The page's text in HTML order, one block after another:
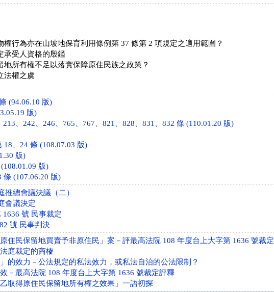
行為亦在山坡地保育利用條例第 37 條第 2 項規定之適用範圍？
承受人資格的殷鑑
所有權不足以落實保障原住民族之政策？
法權之虞
(94.06.10 版)
版)
、242、246、765、767、821、828、831、832 條 (110.01.20 版)
18、24 條 (108.07.03 版)
版)
版)
條 (107.06.20 版)
推總會議決議（二）
會議決定
號 民事裁定
號 民事判決
住民保留地買賣予非原住民」案－評最高法院 108 年度台上大字第 1636 號裁定
庭裁定的商榷
的效力－公法規定的私法效力，或私法自治的公法限制？
－最高法院 108 年度台上大字第 1636 號裁定評釋
取得原住民保留地所有權之效果」一語初探